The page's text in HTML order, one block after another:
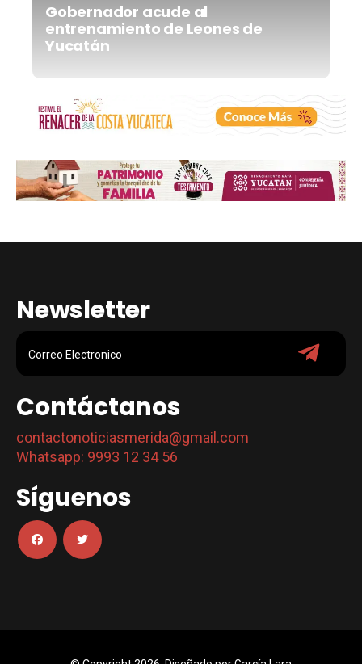
Gobernador acude al
entrenamiento de Leones de
Yucatán
Newsletter
Contáctanos
contactonoticiasmerida@gmail.com
Whatsapp: 9993 12 34 56
Síguenos